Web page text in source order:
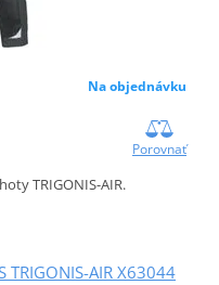
Na objednávku
Porovnať
TRIGONIS-AIR.
AIR X63044